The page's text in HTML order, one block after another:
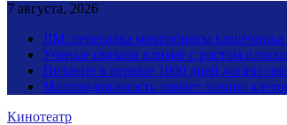
7 августа, 2026
JIM: пересадка микробиоты кишечника
Ученые связали климат с ростом
Питание в первые 1000 дней жизни
Малоподвижность ломает химию
Кинотеатр